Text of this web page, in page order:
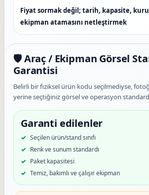
Fiyat sormak değil; tarih, kapasite,
ekipman atamasını netleştirmek
🛡️ Araç / Ekipman Görsel
Garantisi
Belirli bir fiziksel ürün kodu seçilmediyse,
yerine seçtiğiniz görsel ve operasyon
Garanti edilenler
Seçilen ürün/stand sınıfı
Renk ve sunum standardı
Paket kapasitesi
Temiz, bakımlı ve çalışır ekipman